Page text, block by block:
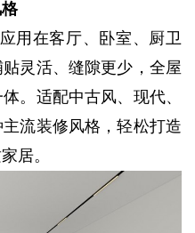
用在客厅、卧室、厨卫
灵活、缝隙更少，全屋
。适配中古风、现代、
流装修风格，轻松打造
居。